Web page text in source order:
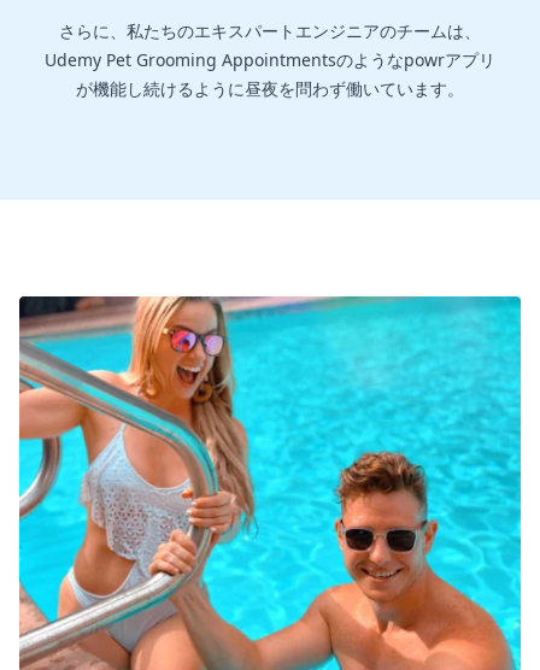
さらに、私たちのエキスパートエンジニアのチームは、
Udemy Pet Grooming Appointmentsのようなpowrアプリ
が機能し続けるように昼夜を問わず働いています。